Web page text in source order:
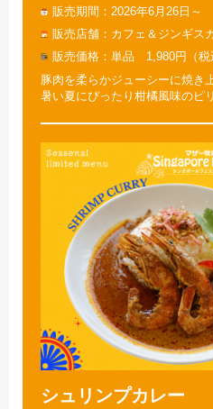
販売期間
2026年6月26日～
販売店舗
カフェ＆ジンギ
販売価格
単品 1,980円（税
豚肉を柔らかジューシーに焼き
暑い夏にぴったり柑橘風味のピ
シュリンプカレー